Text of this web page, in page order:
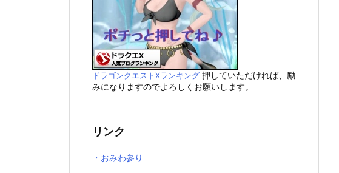
ドラゴンクエストXランキング 押していただければ、励
みになりますのでよろしくお願いします。
リンク
・おみわ参り